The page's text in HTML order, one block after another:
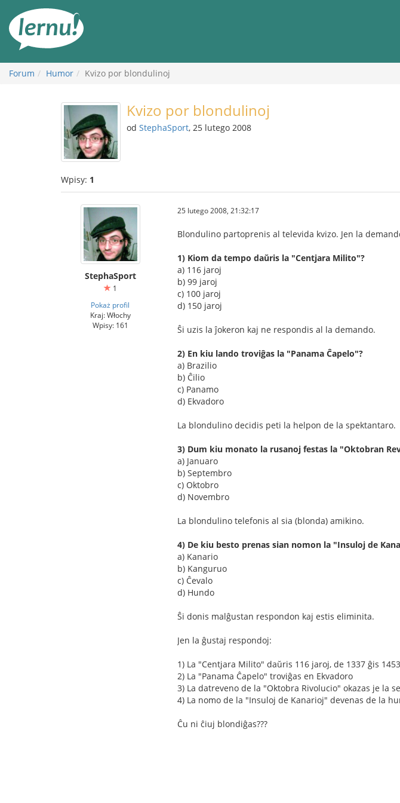
Forum Humor Kvizo por blondulinoj
Kvizo por blondulinoj
od StephaSport, 25 lutego 2008
Wpisy: 1
StephaSport
1
Pokaż profil
Kraj: Włochy
Wpisy: 161
25 lutego 2008, 21:32:17
Blondulino partoprenis al televida kvizo. Jen la
1) Kiom da tempo daŭris la "Centjara Milito"?
a) 116 jaroj
b) 99 jaroj
c) 100 jaroj
d) 150 jaroj
Ŝi uzis la ĵokeron kaj ne respondis al la demando.
2) En kiu lando troviĝas la "Panama Ĉapelo"?
a) Brazilio
b) Ĉilio
c) Panamo
d) Ekvadoro
La blondulino decidis peti la helpon de la spektantaro.
3) Dum kiu monato la rusanoj festas la "Oktobran
a) Januaro
b) Septembro
c) Oktobro
d) Novembro
La blondulino telefonis al sia (blonda) amikino.
4) De kiu besto prenas sian nomon la "Insuloj de
a) Kanario
b) Kanguruo
c) Ĉevalo
d) Hundo
Ŝi donis malĝustan respondon kaj estis eliminita.
Jen la ĝustaj respondoj:
1) La "Centjara Milito" daŭris 116 jaroj, de 1337 ĝis 1453
2) La "Panama Ĉapelo" troviĝas en Ekvadoro
3) La datreveno de la "Oktobra Rivolucio" okazas je la
4) La nomo de la "Insuloj de Kanarioj" devenas de la
Ĉu ni ĉiuj blondiĝas???